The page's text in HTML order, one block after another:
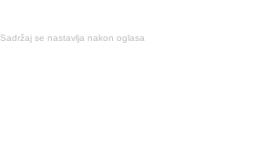
Sadržaj se nastavlja nakon oglasa